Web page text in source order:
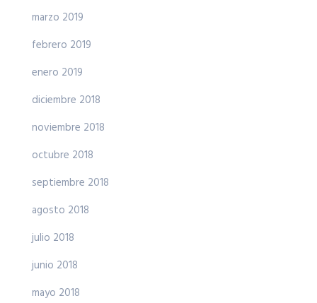
marzo 2019
febrero 2019
enero 2019
diciembre 2018
noviembre 2018
octubre 2018
septiembre 2018
agosto 2018
julio 2018
junio 2018
mayo 2018